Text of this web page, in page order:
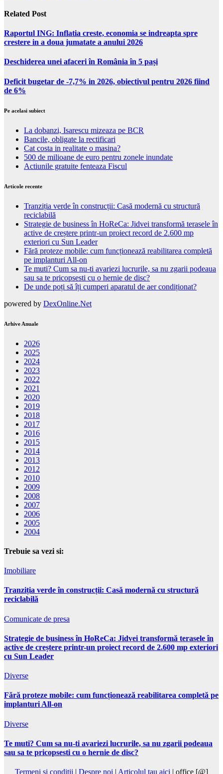
Related Post
Raportul ING: Inflatia creste, economia se indreapta spre
crestere in a doua jumatate a anului 2026
Deschiderea unei afaceri în România în 5 pași
Deficit bugetar de -7,7% in 2026, obiectivul pentru 2026 fiind
de 6%
Pe acelasi subiect
La dobanzi, Isarescu mizeaza pe BCR
Bancile, obligate la rectificari
Cat costa in realitate o masina?
500 de milioane de euro pentru zonele inundate
Actiunile gratuite fenteaza Fiscul
Articole recente
Tranziția verde în construcții: Casă modernă cu structură
reciclabilă
Strategie de business în HoReCa: Jidvei transformă terasele în
active de creștere printr-un proiect record de 2.600 mp
exteriori cu Sun Leader
Fără proteze mobile: cum funcționează reabilitarea completă
pe implanturi All-on
Te muti? Cum sa nu-ti avariezi lucrurile, sa nu zgarii podeaua
sau sa te pricopsesti cu o hernie de disc?
De unde poți să îți cumperi aparatul de aer condiționat?
powered by DexOnline.Net
Arhive Anuale
2026
2025
2024
2023
2022
2021
2020
2019
2018
2017
2016
2015
2014
2013
2012
2010
2009
2008
2007
2006
2005
2004
Trebuie sa vezi si:
Imobiliare
Tranziția verde în construcții: Casă modernă cu structură
reciclabilă
Comunicate de presa
Strategie de business în HoReCa: Jidvei transformă terasele în
active de creștere printr-un proiect record de 2.600 mp exteriori
cu Sun Leader
Diverse
Fără proteze mobile: cum funcționează reabilitarea completă pe
implanturi All-on
Diverse
Te muti? Cum sa nu-ti avariezi lucrurile, sa nu zgarii podeaua
sau sa te pricopsesti cu o hernie de disc?
Termeni si conditii | Despre noi | Articolul tau aici | office [@]